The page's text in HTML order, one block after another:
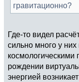
гравитационно?
Где-то видел
сильно много у них
космологическими
рождении
энергией